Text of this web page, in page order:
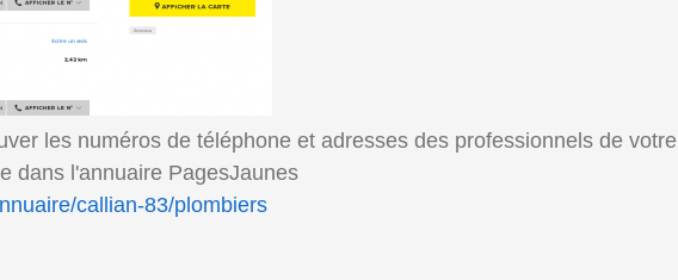
les numéros de téléphone et adresses des professionnels de votre
dans l'annuaire PagesJaunes
callian-83/plombiers